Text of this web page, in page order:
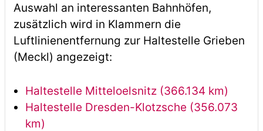
Auswahl an interessanten Bahnhöfen,
zusätzlich wird in Klammern die
Luftlinienentfernung zur Haltestelle Grieben
(Meckl) angezeigt:
Haltestelle Mitteloelsnitz (366.134 km)
Haltestelle Dresden-Klotzsche (356.073
km)